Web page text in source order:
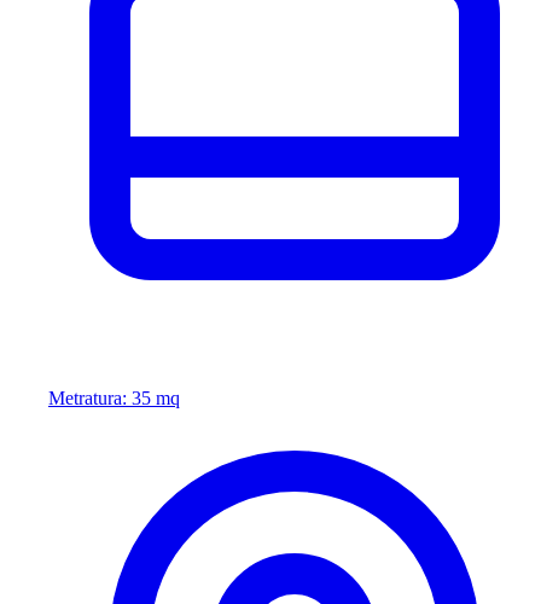
Metratura: 35 mq